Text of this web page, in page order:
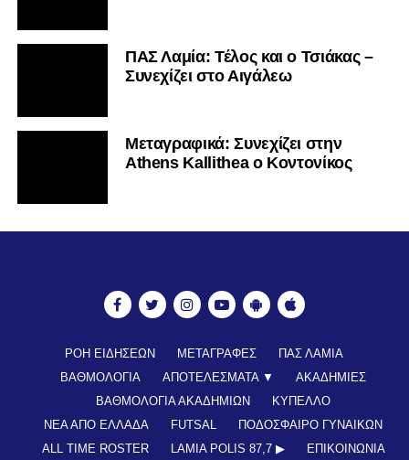
ΠΑΣ Λαμία: Τέλος και ο Τσιάκας –
Συνεχίζει στο Αιγάλεω
Mεταγραφικά: Συνεχίζει στην
Athens Kallithea ο Κοντονίκος
ΡΟΗ ΕΙΔΗΣΕΩΝ ΜΕΤΑΓΡΑΦΕΣ
ΠΑΣ ΛΑΜΙΑ
ΒΑΘΜΟΛΟΓΙΑ
ΑΠΟΤΕΛΕΣΜΑΤΑ ▼
ΑΚΑΔΗΜΙΕΣ
ΒΑΘΜΟΛΟΓΙΑ ΑΚΑΔΗΜΙΩΝ
ΚΥΠΕΛΛΟ
ΝΕΑ ΑΠΟ ΕΛΛΑΔΑ
FUTSAL
ΠΟΔΟΣΦΑΙΡΟ ΓΥΝΑΙΚΩΝ
ALL TIME ROSTER
LAMIA POLIS 87,7 ▶︎ ΕΠΙΚΟΙΝΩΝΊΑ